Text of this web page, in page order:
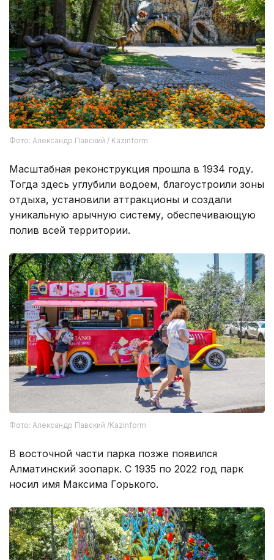
Фото: Александр Павский / Kazinform
Масштабная реконструкция прошла в 1934 году.
Тогда здесь углубили водоем, благоустроили зоны
отдыха, установили аттракционы и создали
уникальную арычную систему, обеспечивающую
полив всей территории.
Фото: Александр Павский /Kazinform
В восточной части парка позже появился
Алматинский зоопарк. С 1935 по 2022 год парк
носил имя Максима Горького.